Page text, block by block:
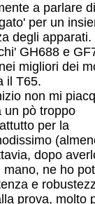
a parlare
per un
degli apparati.
GH688 e
migliori dei
il T65.
non mi
un pò troppo
per la
dopo
ne ho
e
prova, molto